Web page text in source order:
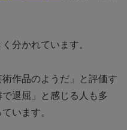
分かれています。
術作品のようだ」と評価す
退屈」と感じる人も多
います。